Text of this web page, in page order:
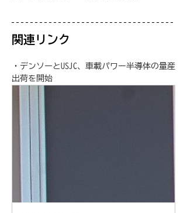
関連リンク
・デンソーとUSJC、車載パワー半導体の量産
出荷を開始